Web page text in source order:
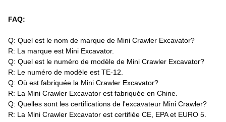
FAQ:
Q: Quel est le nom de marque de Mini Crawler Excavator?
R: La marque est Mini Excavator.
Q: Quel est le numéro de modèle de Mini Crawler Excavator?
R: Le numéro de modèle est TE-12.
Q: Où est fabriquée la Mini Crawler Excavator?
R: La Mini Crawler Excavator est fabriquée en Chine.
Q: Quelles sont les certifications de l'excavateur Mini Crawler?
R: La Mini Crawler Excavator est certifiée CE, EPA et EURO 5.